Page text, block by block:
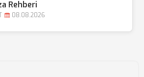
Rehberi
08.08.2026